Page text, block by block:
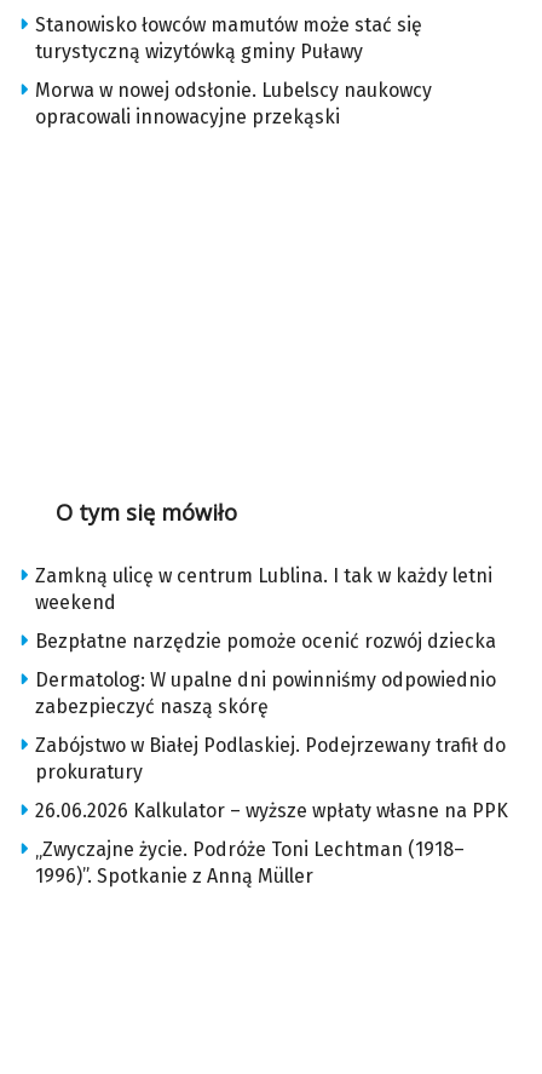
Stanowisko łowców mamutów może stać się
turystyczną wizytówką gminy Puławy
Morwa w nowej odsłonie. Lubelscy naukowcy
opracowali innowacyjne przekąski
O tym się mówiło
Zamkną ulicę w centrum Lublina. I tak w każdy letni
weekend
Bezpłatne narzędzie pomoże ocenić rozwój dziecka
Dermatolog: W upalne dni powinniśmy odpowiednio
zabezpieczyć naszą skórę
Zabójstwo w Białej Podlaskiej. Podejrzewany trafił do
prokuratury
26.06.2026 Kalkulator – wyższe wpłaty własne na PPK
„Zwyczajne życie. Podróże Toni Lechtman (1918–
1996)”. Spotkanie z Anną Müller